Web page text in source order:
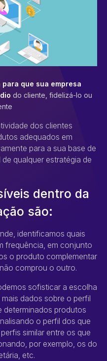
que sua empresa
do cliente, fidelizá-lo ou
dos clientes
adequados em
para a sua base de
qualquer estratégia de
dentro da
são:
identificamos quais
frequência, em conjunto
o produto complementar
comprou o outro.
sofisticar a escolha
dados sobre o perfil
determinados produtos
o perfil dos que
similar entre os que
por exemplo, os do
etc.